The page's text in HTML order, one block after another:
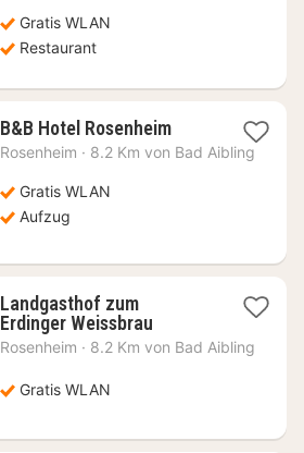
57
Gratis WLAN
Restaurant
B&B Hotel Rosenheim1
Nacht
Rosenheim · 8.2 Km von Bad Aibling
Gratis WLAN
Aufzug
Landgasthof zum
Erdinger Weissbrau1
Nacht
Rosenheim · 8.2 Km von Bad Aibling
Gratis WLAN